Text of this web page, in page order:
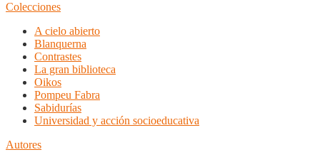
Colecciones
A cielo abierto
Blanquerna
Contrastes
La gran biblioteca
Oikos
Pompeu Fabra
Sabidurías
Universidad y acción socioeducativa
Autores